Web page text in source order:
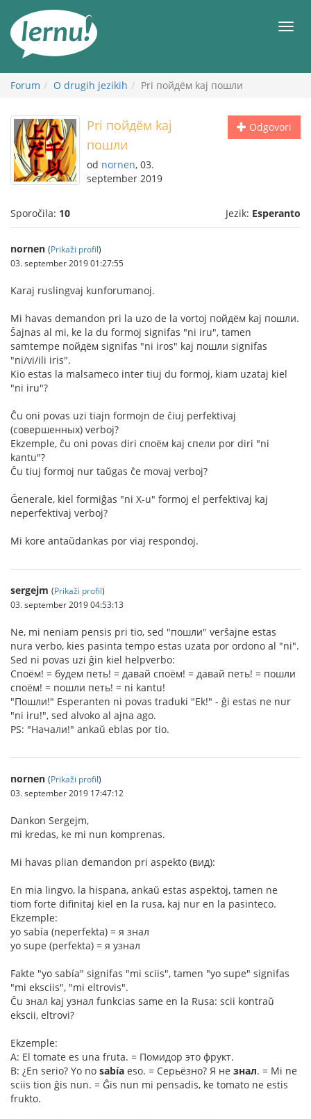
vsebini
Meni
Forum O drugih jezikih Pri пойдём kaj пошли
Odgovori
Pri пойдём kaj
пошли
od nornen, 03.
september 2019
Sporočila: 10 Jezik: Esperanto
nornen (Prikaži profil)
03. september 2019 01:27:55
Karaj ruslingvaj kunforumanoj.
Mi havas demandon pri la uzo de la vortoj пойдём kaj пошли.
Ŝajnas al mi, ke la du formoj signifas "ni iru", tamen
samtempe пойдём signifas "ni iros" kaj пошли signifas
"ni/vi/ili iris".
Kio estas la malsameco inter tiuj du formoj, kiam uzataj kiel
"ni iru"?
Ĉu oni povas uzi tiajn formojn de ĉiuj perfektivaj
(совершенных) verboj?
Ekzemple, ĉu oni povas diri споём kaj спели por diri "ni
kantu"?
Ĉu tiuj formoj nur taŭgas ĉe movaj verboj?
Ĝenerale, kiel formiĝas "ni X-u" formoj el perfektivaj kaj
neperfektivaj verboj?
Mi kore antaŭdankas por viaj respondoj.
sergejm (Prikaži profil)
03. september 2019 04:53:13
Ne, mi neniam pensis pri tio, sed "пошли" verŝajne estas
nura verbo, kies pasinta tempo estas uzata por ordono al "ni".
Sed ni povas uzi ĝin kiel helpverbo:
Споём! = будем петь! = давай споём! = давай петь! = пошли
споём! = пошли петь! = ni kantu!
"Пошли!" Esperanten ni povas traduki "Ek!" - ĝi estas ne nur
"ni iru!", sed alvoko al ajna ago.
PS: "Начали!" ankaŭ eblas por tio.
nornen (Prikaži profil)
03. september 2019 17:47:12
Dankon Sergejm,
mi kredas, ke mi nun komprenas.
Mi havas plian demandon pri aspekto (вид):
En mia lingvo, la hispana, ankaŭ estas aspektoj, tamen ne
tiom forte difinitaj kiel en la rusa, kaj nur en la pasinteco.
Ekzemple:
yo sabía (neperfekta) = я знал
yo supe (perfekta) = я узнал
Fakte "yo sabía" signifas "mi sciis", tamen "yo supe" signifas
"mi eksciis", "mi eltrovis".
Ĉu знал kaj узнал funkcias same en la Rusa: scii kontraŭ
ekscii, eltrovi?
Ekzemple:
A: El tomate es una fruta. = Помидор это фрукт.
B: ¿En serio? Yo no sabía eso. = Серьёзно? Я не знал. = Mi ne
sciis tion ĝis nun. = Ĝis nun mi pensadis, ke tomato ne estis
frukto.